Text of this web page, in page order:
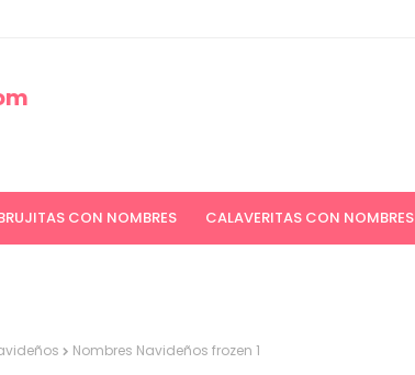
CON NOMBRES CALAVERITAS CON NOMBRES
Nombres Navideños frozen 1